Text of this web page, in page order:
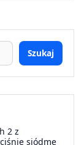
Szukaj
2 z
siódme